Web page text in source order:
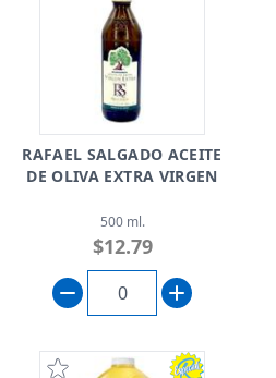
RAFAEL SALGADO ACEITE
DE OLIVA EXTRA VIRGEN
500 ml.
$12.79